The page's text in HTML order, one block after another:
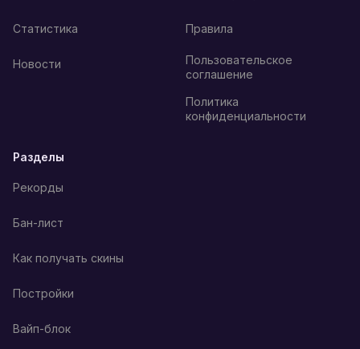
Статистика
Новости
Правила
Пользовательское
соглашение
Политика
конфиденциальности
Разделы
Рекорды
Бан-лист
Как получать скины
Постройки
Вайп-блок